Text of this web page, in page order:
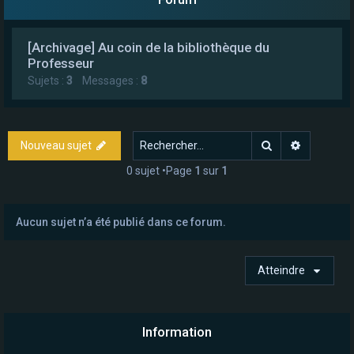
[Archivage] Au coin de la bibliothèque du
Professeur
Sujets : 3 Messages : 8
Nouveau sujet Rechercher
0 sujet •Page 1 sur 1
Aucun sujet n’a été publié dans ce forum.
Atteindre
Information